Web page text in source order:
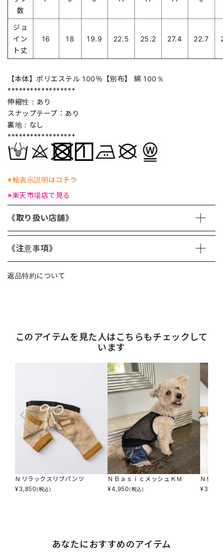
数
ジョ
イン
ト丈
16 18 19.9 22.5 25.2 27.4 22.7
【本体】ポリエステル 100％【別布】 綿 100％
******************
伸縮性：あり
スナップテープ：あり
裏地：なし
******************
※絵表示説明はコチラ
※楽天市場店で見る
《取り扱い店舗》
《注意事項》
返品特約について
このアイテムを見た人はこちらもチェックして
います
Ｎリラックスリブパンツ
¥3,850(税込)
ＮＢａｓｉｃメッシュＫＭ
¥4,950(税込)
Ｎ何に
¥3,850
あなたにおすすめのアイテム